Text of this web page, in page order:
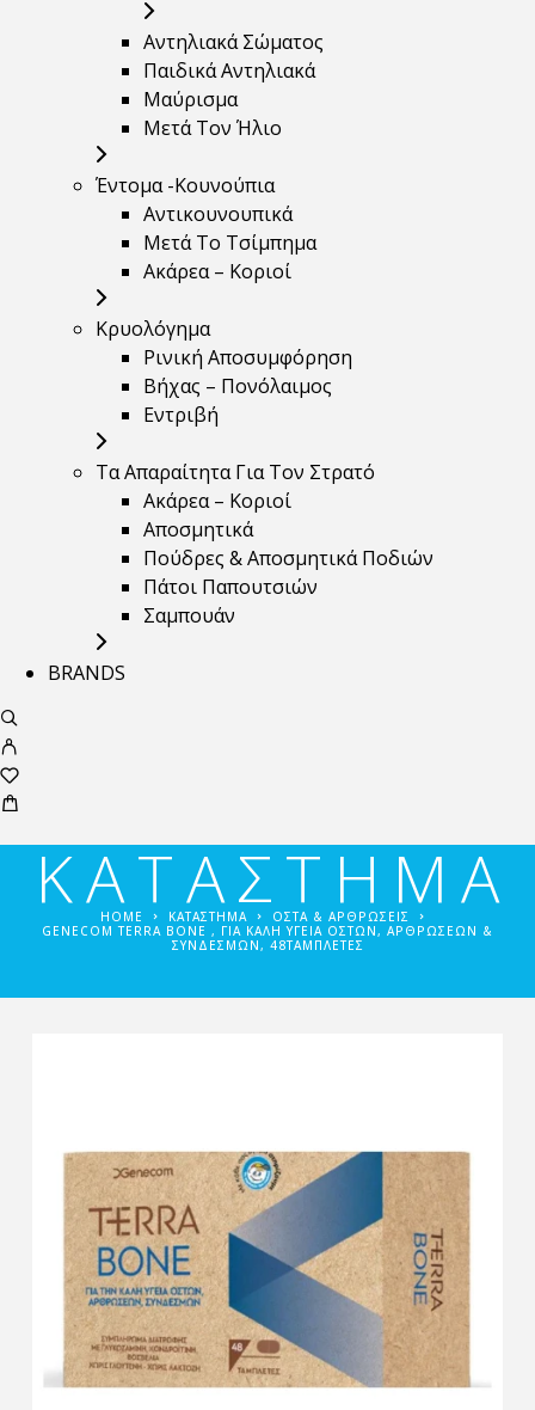
Αντηλιακά Σώματος
Παιδικά Αντηλιακά
Μαύρισμα
Mετά Τον Ήλιο
Έντομα -Κουνούπια
Αντικουνουπικά
Μετά Το Τσίμπημα
Ακάρεα – Κοριοί
Κρυολόγημα
Ρινική Αποσυμφόρηση
Βήχας – Πονόλαιμος
Εντριβή
Τα Απαραίτητα Για Τον Στρατό
Ακάρεα – Κοριοί
Αποσμητικά
Πούδρες & Αποσμητικά Ποδιών
Πάτοι Παπουτσιών
Σαμπουάν
BRANDS
ΚΑΤΑΣΤΗΜΑ
HOME ΚΑΤΑΣΤΗΜΑ
ΟΣΤΆ & ΑΡΘΡΏΣΕΙΣ
GENECOM TERRA BONE , ΓΙΑ ΚΑΛΉ ΥΓΕΊΑ ΟΣΤΏΝ, ΑΡΘΡΏΣΕΩΝ &
ΣΥΝΔΈΣΜΩΝ, 48ΤΑΜΠΛΈΤΕΣ